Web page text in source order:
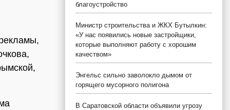
благоустройство
Министр строительства и ЖКХ Бутылкин:
«У нас появились новые застройщики,
которые выполняют работу с хорошим
качеством»
Энгельс сильно заволокло дымом от
горящего мусорного полигона
В Саратовской области объявили угрозу